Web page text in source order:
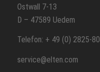
Ostwall 7-13
D – 47589 Uedem
Telefon: + 49 (0) 2825-
service@elten.com